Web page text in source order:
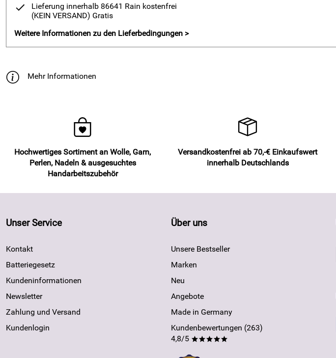
Lieferung innerhalb 86641 Rain kostenfrei
(KEIN VERSAND) Gratis
Weitere Informationen zu den Lieferbedingungen >
Mehr Informationen
Hochwertiges Sortiment an Wolle, Garn,
Perlen, Nadeln & ausgesuchtes
Handarbeitszubehör
Versandkostenfrei ab 70,-€ Einkaufswert
innerhalb Deutschlands
Unser Service
Kontakt
Batteriegesetz
Kundeninformationen
Newsletter
Zahlung und Versand
Kundenlogin
Über uns
Unsere Bestseller
Marken
Neu
Angebote
Made in Germany
Kundenbewertungen (263)
4,8/5 *****